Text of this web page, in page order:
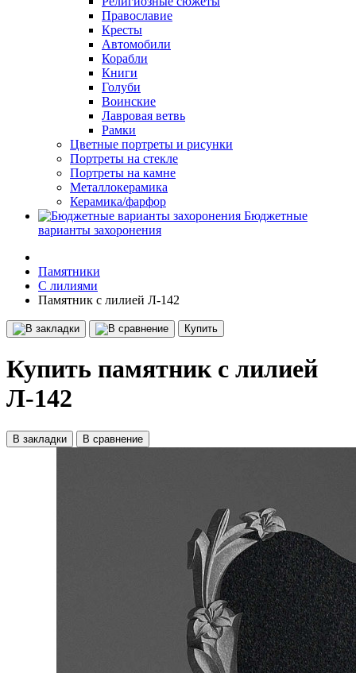
Православие
Кресты
Автомобили
Корабли
Книги
Голуби
Воинские
Лавровая ветвь
Рамки
Цветные портреты и рисунки
Портреты на стекле
Портреты на камне
Металлокерамика
Керамика/фарфор
Бюджетные
варианты захоронения
Памятники
С лилиями
Памятник с лилией Л-142
Купить
Купить памятник с лилией
Л-142
В закладки В сравнение